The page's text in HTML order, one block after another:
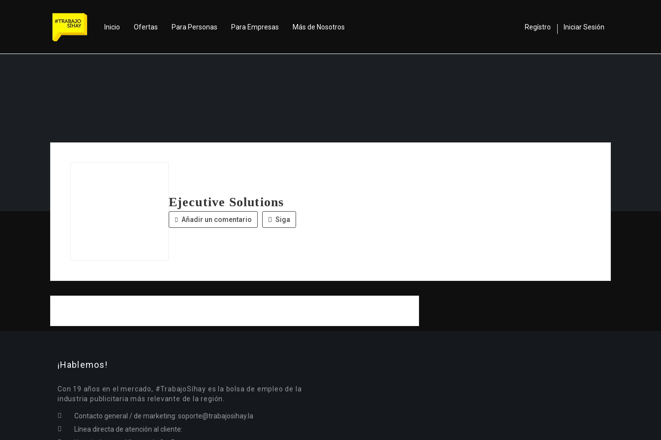
Inicio Ofertas Para Personas Para Empresas Más de Nosotros Regístro Iniciar Sesión
Ejecutive Solutions
Añadir un comentario Siga
¡Hablemos!
Con 19 años en el mercado, #TrabajoSíhay es la bolsa de empleo de la
industria publicitaria más relevante de la región.
Contacto general / de marketing: soporte@trabajosihay.la
Línea directa de atención al cliente: